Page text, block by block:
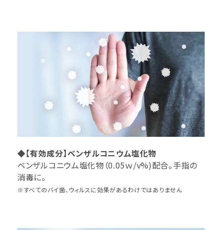
◆【有効成分】ベンザルコニウム塩化物
ベンザルコニウム塩化物（0.05ｗ/v%)配合。手指の
消毒に。
※すべてのバイ菌、ウィルスに効果があるわけではありません